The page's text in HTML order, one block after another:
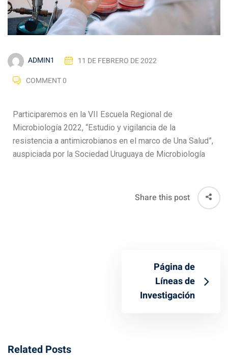
ADMIN1
11 DE FEBRERO DE 2022
COMMENT 0
Participaremos en la VII Escuela Regional de
Microbiología 2022, “Estudio y vigilancia de la
resistencia a antimicrobianos en el marco de Una Salud”,
auspiciada por la Sociedad Uruguaya de Microbiología
Share this post
Página de
Líneas de
Investigación
Related Posts